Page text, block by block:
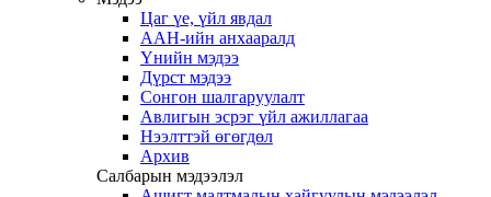
Цаг үе, үйл явдал
ААН-ийн анхааралд
Үнийн мэдээ
Дүрст мэдээ
Сонгон шалгаруулалт
Авлигын эсрэг үйл ажиллагаа
Нээлттэй өгөгдөл
Архив
Салбарын мэдээлэл